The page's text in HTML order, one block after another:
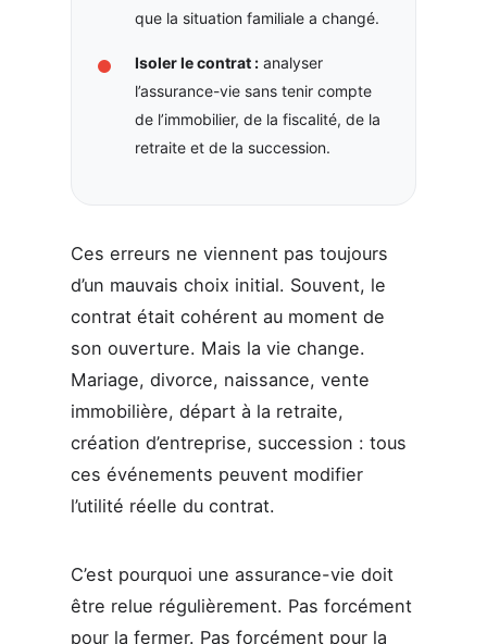
que la situation familiale a changé.
Isoler le contrat :analyser
l’assurance-vie sans tenir compte
de l’immobilier, de la fiscalité, de la
retraite et de la succession.
Ces erreurs ne viennent pas toujours
d’un mauvais choix initial. Souvent, le
contrat était cohérent au moment de
son ouverture. Mais la vie change.
Mariage, divorce, naissance, vente
immobilière, départ à la retraite,
création d’entreprise, succession : tous
ces événements peuvent modifier
l’utilité réelle du contrat.
C’est pourquoi une assurance-vie doit
être relue régulièrement. Pas forcément
pour la fermer. Pas forcément pour la